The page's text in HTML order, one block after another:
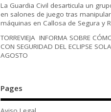
La Guardia Civil desarticula un
en salones de juego tras
máquinas en Callosa de Segura y
TORREVIEJA INFORMA SOBRE
CON SEGURIDAD DEL ECLIPSE
AGOSTO
Pages